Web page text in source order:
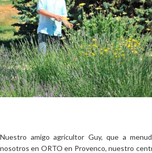
Nuestro amigo agricultor Guy, que a
nosotros en ORTO en Provenco, nuestro